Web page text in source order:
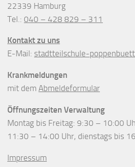
22339 Hamburg
Tel.: 040 – 428 829 – 311
Kontakt zu uns
E-Mail: stadtteilschule-
Krankmeldungen
mit dem Abmeldeformular
Öffnungszeiten Verwaltung
Montag bis Freitag: 9:30 – 10:00
11:30 – 14:00 Uhr, dienstags bis
Impressum